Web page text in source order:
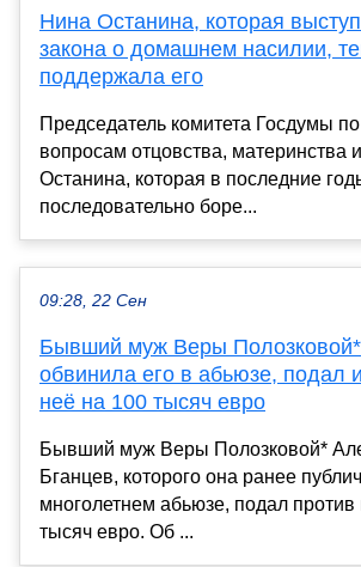
Нина Останина, которая
закона о домашнем насилии,
поддержала его
Председатель комитета Госдумы
вопросам отцовства, материнства
Останина, которая в последние
последовательно боре...
09:28, 22 Сен
Бывший муж Веры
обвинила его в абьюзе, подал
неё на 100 тысяч евро
Бывший муж Веры Полозковой*
Бганцев, которого она ранее
многолетнем абьюзе, подал против
тысяч евро. Об ...